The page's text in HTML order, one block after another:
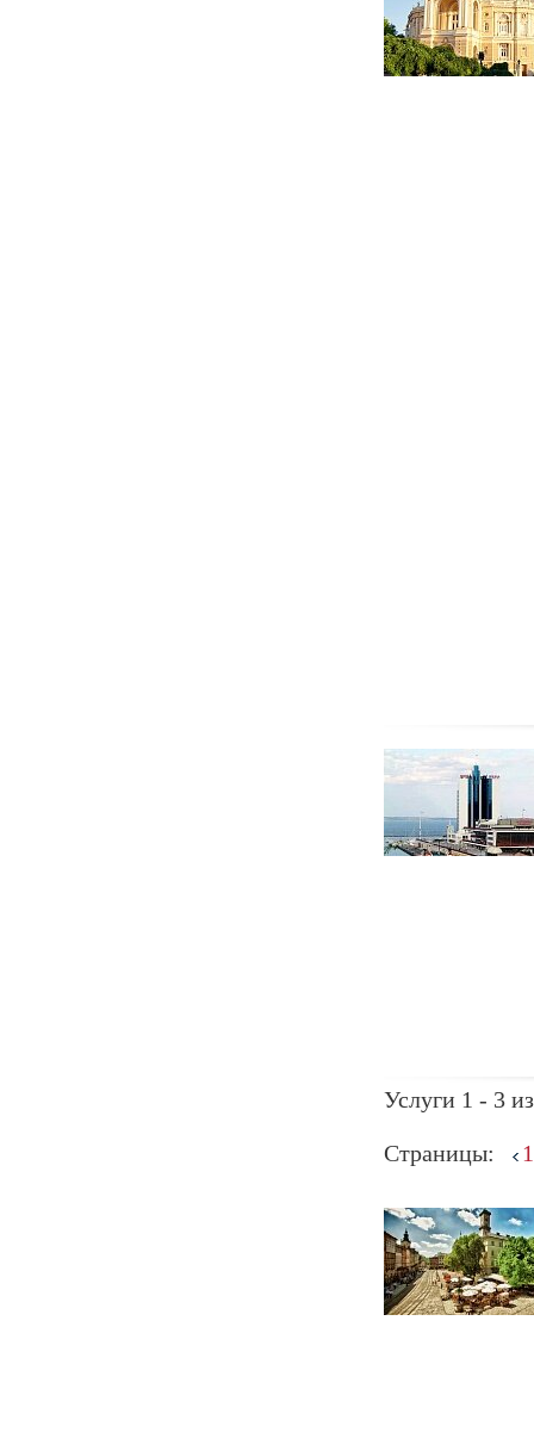
Услуги 1 - 3
Страницы: 1